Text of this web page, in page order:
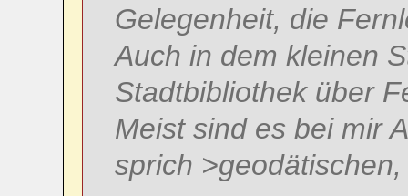
Gelegenheit, die
Auch in dem kleinen
Stadtbibliothek über
Meist sind es bei mir
sprich